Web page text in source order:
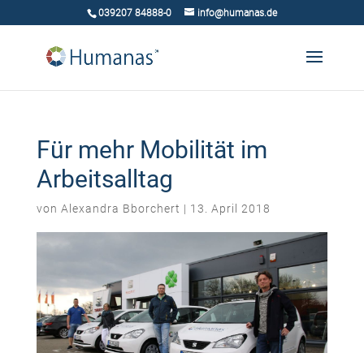
039207 84888-0 info@humanas.de
Für mehr Mobilität im
Arbeitsalltag
von Alexandra Bborchert | 13. April 2018